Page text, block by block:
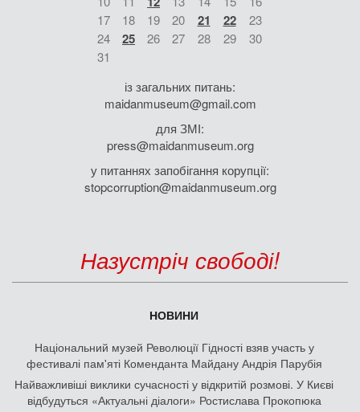
17
18 19 20 21 22
23
24
25 26 27 28 29
30
31
із загальних питань:
maidanmuseum@gmail.com
для ЗМІ:
press@maidanmuseum.org
у питаннях запобігання корупції:
stopcorruption@maidanmuseum.org
Назустріч свободі!
НОВИНИ
Національний музей Революції Гідності взяв участь у
фестивалі пам'яті Коменданта Майдану Андрія Парубія
Найважливіші виклики сучасності у відкритій розмові. У Києві
відбудуться «Актуальні діалоги» Ростислава Прокопюка